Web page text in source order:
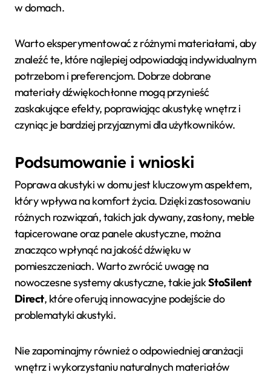
w domach.
Warto eksperymentować z różnymi materiałami, aby
znaleźć te, które najlepiej odpowiadają indywidualnym
potrzebom i preferencjom. Dobrze dobrane
materiały dźwiękochłonne mogą przynieść
zaskakujące efekty, poprawiając akustykę wnętrz i
czyniąc je bardziej przyjaznymi dla użytkowników.
Podsumowanie i wnioski
Poprawa akustyki w domu jest kluczowym aspektem,
który wpływa na komfort życia. Dzięki zastosowaniu
różnych rozwiązań, takich jak dywany, zasłony, meble
tapicerowane oraz panele akustyczne, można
znacząco wpłynąć na jakość dźwięku w
pomieszczeniach. Warto zwrócić uwagę na
nowoczesne systemy akustyczne, takie jakStoSilent
Direct, które oferują innowacyjne podejście do
problematyki akustyki.
Nie zapominajmy również o odpowiedniej aranżacji
wnętrz i wykorzystaniu naturalnych materiałów